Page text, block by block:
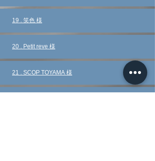
​19 . 笑色 様
​20 . Petit reve 様
​21 . SCOP TOYAMA 様